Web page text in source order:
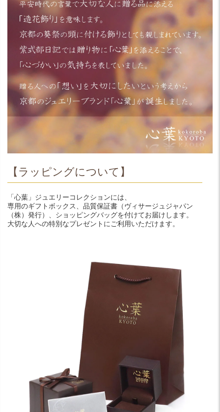
【ラッピングについて】
「心葉」ジュエリーコレクションには、
専用のギフトボックス、品質保証書（ヴィサージュジャパン
（株）発行）、ショッピングバッグを付けてお届けします。
大切な人への特別なプレゼントにご利用いただけます。